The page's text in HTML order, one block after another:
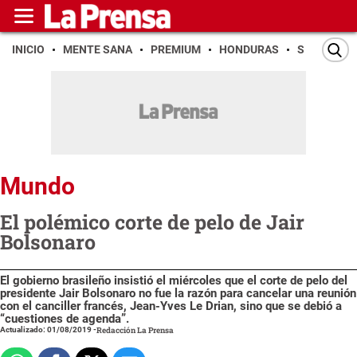
INICIO MENTE SANA PREMIUM HONDURAS SAN PEDRO
Mundo
El polémico corte de pelo de Jair
Bolsonaro
El gobierno brasileño insistió el miércoles que el corte de pelo del
presidente Jair Bolsonaro no fue la razón para cancelar una reunión
con el canciller francés, Jean-Yves Le Drian, sino que se debió a
“cuestiones de agenda”.
Actualizado: 01/08/2019-Redacción La Prensa